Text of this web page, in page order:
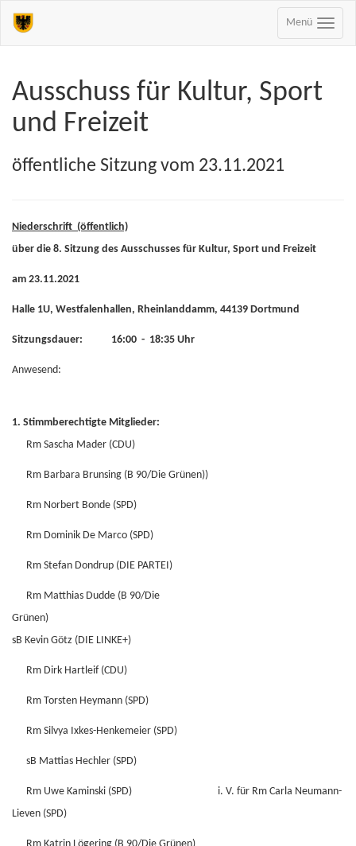
Menü
Ausschuss für Kultur, Sport
und Freizeit
öffentliche Sitzung vom 23.11.2021
Niederschrift (öffentlich)
über die 8. Sitzung des Ausschusses für Kultur, Sport und Freizeit
am 23.11.2021
Halle 1U, Westfalenhallen, Rheinlanddamm, 44139 Dortmund
Sitzungsdauer: 16:00 - 18:35 Uhr
Anwesend:
1. Stimmberechtigte Mitglieder:
Rm Sascha Mader (CDU)
Rm Barbara Brunsing (B 90/Die Grünen))
Rm Norbert Bonde (SPD)
Rm Dominik De Marco (SPD)
Rm Stefan Dondrup (DIE PARTEI)
Rm Matthias Dudde (B 90/Die
sB Kevin Götz (DIE LINKE+)
Rm Dirk Hartleif (CDU)
Rm Torsten Heymann (SPD)
Rm Silvya Ixkes-Henkemeier (SPD)
sB Mattias Hechler (SPD)
Rm Uwe Kaminski (SPD) i. V. für Rm Carla Neumann-
Lieven (SPD)